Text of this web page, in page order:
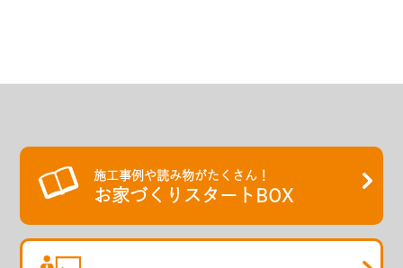
施工事例や読み物がたくさん！
お家づくりスタートBOX